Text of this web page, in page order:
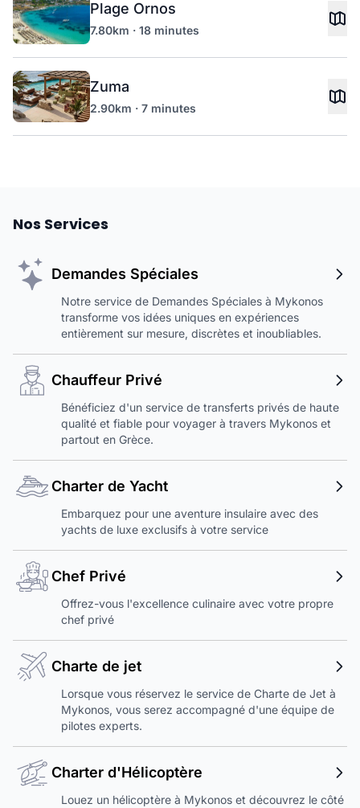
Plage Ornos
7.80km · 18 minutes
Zuma
2.90km · 7 minutes
Nos Services
Demandes Spéciales
Notre service de Demandes Spéciales à Mykonos
transforme vos idées uniques en expériences
entièrement sur mesure, discrètes et inoubliables.
Chauffeur Privé
Bénéficiez d'un service de transferts privés de haute
qualité et fiable pour voyager à travers Mykonos et
partout en Grèce.
Charter de Yacht
Embarquez pour une aventure insulaire avec des
yachts de luxe exclusifs à votre service
Chef Privé
Offrez-vous l'excellence culinaire avec votre propre
chef privé
Charte de jet
Lorsque vous réservez le service de Charte de Jet à
Mykonos, vous serez accompagné d'une équipe de
pilotes experts.
Charter d'Hélicoptère
Louez un hélicoptère à Mykonos et découvrez le côté